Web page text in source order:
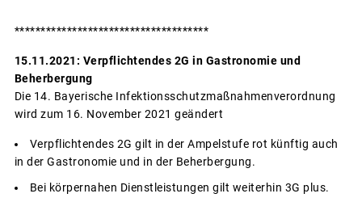
*************************************
15.11.2021: Verpflichtendes 2G in Gastronomie und
Beherbergung
Die 14. Bayerische Infektionsschutzmaßnahmenverordnung
wird zum 16. November 2021 geändert
Verpflichtendes 2G gilt in der Ampelstufe rot künftig auch
in der Gastronomie und in der Beherbergung.
Bei körpernahen Dienstleistungen gilt weiterhin 3G plus.